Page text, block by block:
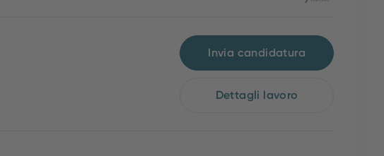
Invia candidatura
Dettagli lavoro